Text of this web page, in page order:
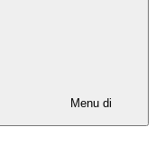
Menu di